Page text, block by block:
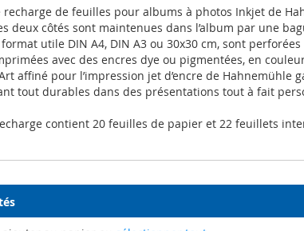
recharge de feuilles pour albums à photos Inkjet de
deux côtés sont maintenues dans l’album par une
utile DIN A4, DIN A3 ou 30x30 cm, sont
avec des encres dye ou pigmentées, en
affiné pour l’impression jet d’encre de
tout durables dans des présentations tout à fait
contient 20 feuilles de papier et 22 feuillets